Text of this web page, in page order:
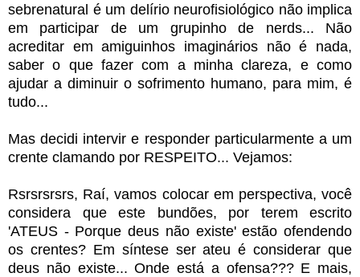
sebrenatural é um delírio neurofisiológico não implica
em participar de um grupinho de nerds... Não
acreditar em amiguinhos imaginários não é nada,
saber o que fazer com a minha clareza, e como
ajudar a diminuir o sofrimento humano, para mim, é
tudo...
Mas decidi intervir e responder particularmente a um
crente clamando por RESPEITO... Vejamos:
Rsrsrsrsrs, Raí, vamos colocar em perspectiva, você
considera que este bundões, por terem escrito
'ATEUS - Porque deus não existe' estão ofendendo
os crentes? Em síntese ser ateu é considerar que
deus não existe... Onde está a ofensa??? E mais,